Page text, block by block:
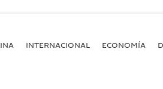
INTERNACIONAL ECONOMÍA